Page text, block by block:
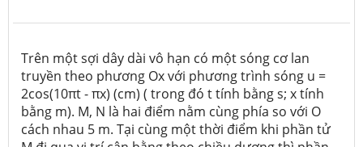
Trên một sợi dây dài vô hạn có một sóng cơ lan
truyền theo phương Ox với phương trình sóng u =
2cos(10πt - πx) (cm) ( trong đó t tính bằng s; x tính
bằng m). M, N là hai điểm nằm cùng phía so với O
cách nhau 5 m. Tại cùng một thời điểm khi phần tử